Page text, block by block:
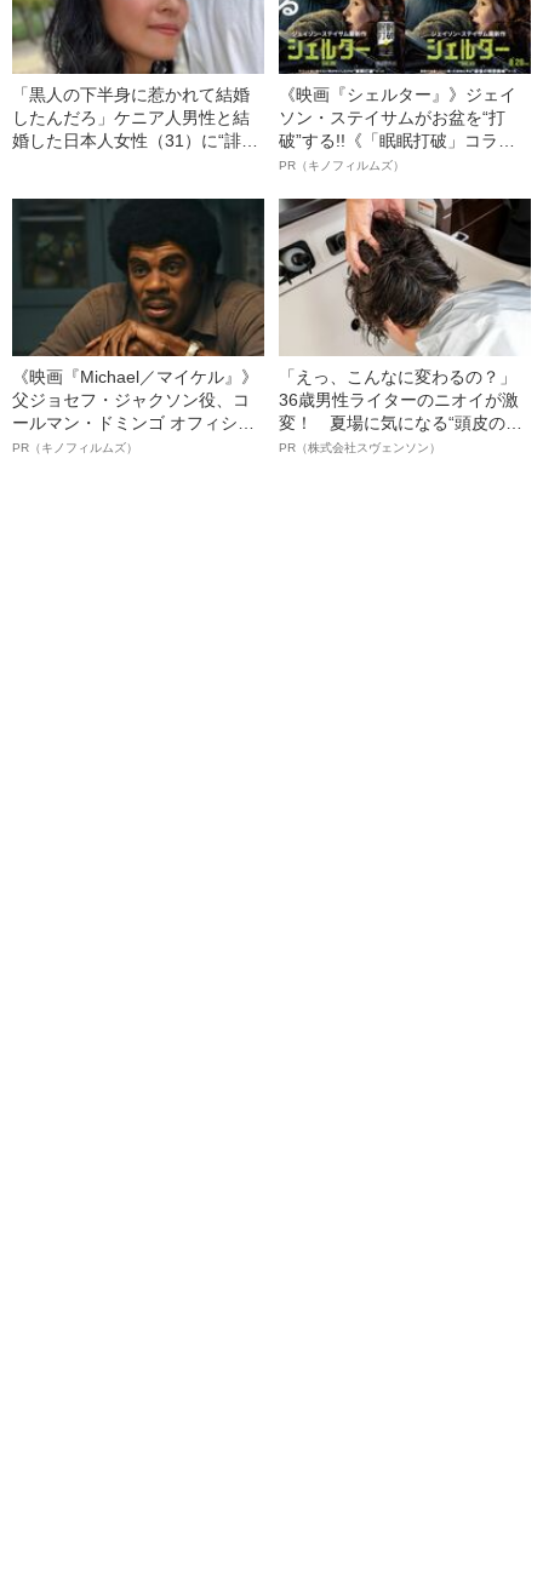
「黒人の下半身に惹かれて結婚
したんだろ」ケニア人男性と結
婚した日本人女性（31）に“誹謗
《映画『シェルター』》ジェイ
ソン・ステイサムがお盆を“打
破”する!!《「眠眠打破」コラ
ボ》
PR（キノフィルムズ）
《映画『Michael／マイケル』》
父ジョセフ・ジャクソン役、コ
ールマン・ドミンゴ オフィシャ
ルインタビュー“観客を魅了した
PR（キノフィルムズ）
「えっ、こんなに変わるの？」
36歳男性ライターのニオイが激
変！ 夏場に気になる“頭皮のニ
オイ”や“ベタつき”を解消す
PR（株式会社スヴェンソン）